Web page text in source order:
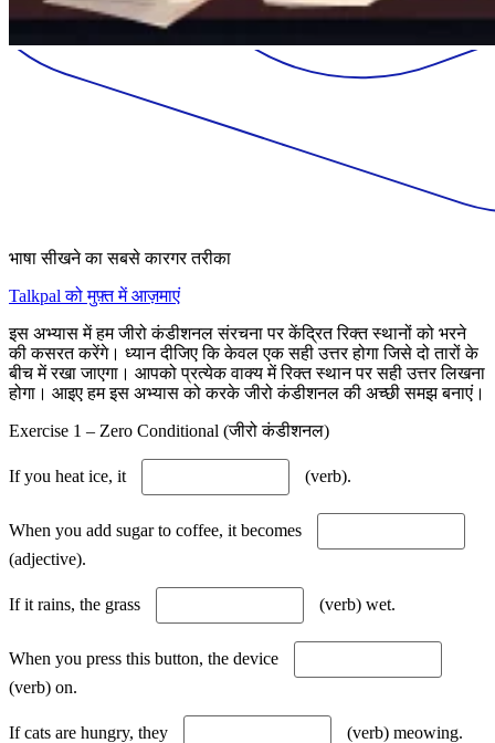
भाषा सीखने का सबसे कारगर तरीका
Talkpal को मुफ़्त में आज़माएं
इस अभ्यास में हम जीरो कंडीशनल संरचना पर केंद्रित रिक्त स्थानों को भरने
की कसरत करेंगे। ध्यान दीजिए कि केवल एक सही उत्तर होगा जिसे दो तारों के
बीच में रखा जाएगा। आपको प्रत्येक वाक्य में रिक्त स्थान पर सही उत्तर लिखना
होगा। आइए हम इस अभ्यास को करके जीरो कंडीशनल की अच्छी समझ बनाएं।
Exercise 1 – Zero Conditional (जीरो कंडीशनल)
If you heat ice, it (verb).
When you add sugar to coffee, it becomes
(adjective).
If it rains, the grass (verb) wet.
When you press this button, the device
(verb) on.
If cats are hungry, they (verb) meowing.